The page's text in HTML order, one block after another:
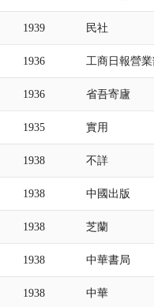
1939 民社
1936 工商日報營
1936 省吾寄廬
1935 實用
1938 不詳
1938 中國出版
1938 芝蘭
1938 中華書局
1938 中華